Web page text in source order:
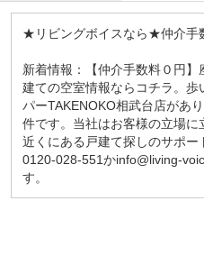
★リビングボイスなら★仲介手
新着情報：【仲介手数料０円
建ての空室情報ならコチラ。
パーTAKENOKO相武台店があ
件です。当社はお客様の立場
近くにある戸建て探しのサポー
0120-028-551かinfo@living-
す。